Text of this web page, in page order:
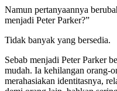
Namun pertanyaannya
menjadi Peter Parker?”
Tidak banyak yang bersedia.
Sebab menjadi Peter Parker
mudah. Ia kehilangan orang-
merahasiakan identitasnya,